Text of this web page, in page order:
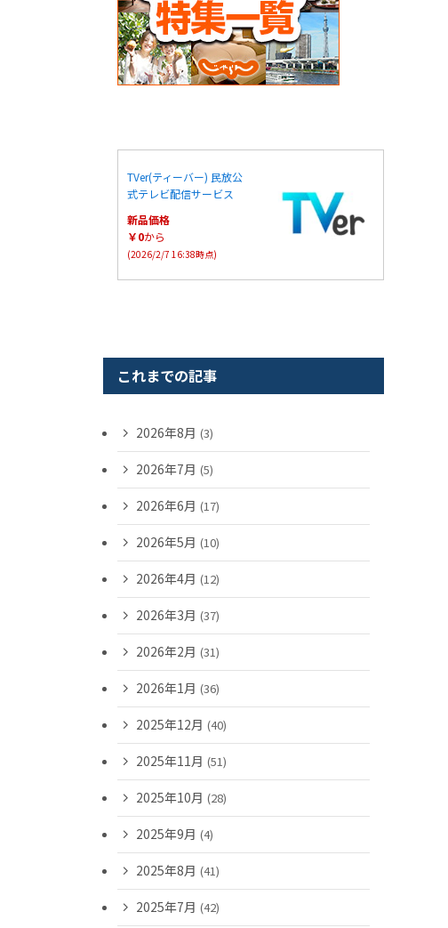
TVer(ティーバー) 民放公
式テレビ配信サービス
新品価格
￥0から
(2026/2/7 16:38時点)
これまでの記事
2026年8月 (3)
2026年7月 (5)
2026年6月 (17)
2026年5月 (10)
2026年4月 (12)
2026年3月 (37)
2026年2月 (31)
2026年1月 (36)
2025年12月 (40)
2025年11月 (51)
2025年10月 (28)
2025年9月 (4)
2025年8月 (41)
2025年7月 (42)